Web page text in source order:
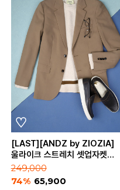
[LAST][ANDZ by ZIOZIA]
울라이크 스트레치 셋업자켓
(BZA3KG1152)
249,000
74% 65,900